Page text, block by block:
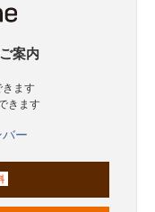
案内
きます
きます
ー